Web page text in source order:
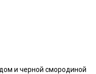
и черной смородиной